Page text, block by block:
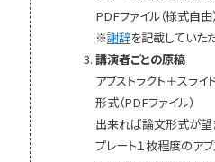
PDFファイル（様式自由
※謝辞を記載していた
講演者ごとの原稿
アブストラクト＋スライ
形式（PDFファイル）
出来れば論文形式が望
プレート１枚程度のア